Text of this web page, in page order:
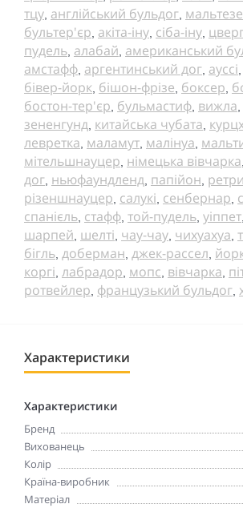
тцу англійський бульдог мальтезе
бультер'єр акіта-іну сіба-іну
пудель алабай американський
амстафф аргентинський дог ауссі
бівер-йорк бішон-фрізе боксер
бостон-тер'єр бульмастиф вижла
зененгунд китайська чубата
левретка маламут малінуа
мітельшнауцер німецька вівчарка
дог ньюфаундленд папійон
різеншнауцер салукі сенбернар
спанієль стафф той-пудель уіппет
шарпей шелті чау-чау чихуахуа
бігль доберман джек-рассел
коргі лабрадор мопс вівчарка
ротвейлер французький бульдог
Характеристики
Характеристики
Бренд
Вихованець
Колір
Країна-виробник
Матеріал